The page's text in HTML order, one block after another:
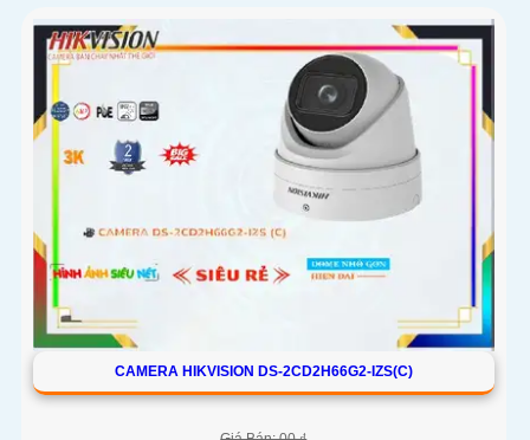
CAMERA HIKVISION DS-2CD2H66G2-IZS(C)